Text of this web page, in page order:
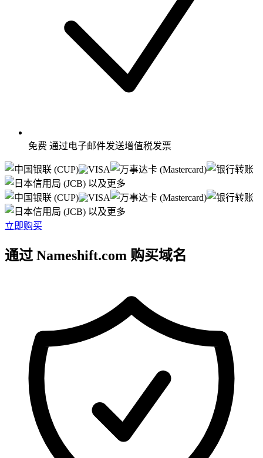
免费 通过电子邮件发送增值税发票
以及更多
以及更多
立即购买
通过 Nameshift.com 购买域名